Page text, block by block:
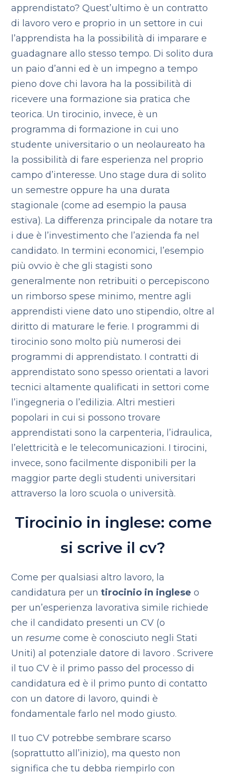
apprendistato? Quest’ultimo è un contratto
di lavoro vero e proprio in un settore in cui
l’apprendista ha la possibilità di imparare e
guadagnare allo stesso tempo. Di solito dura
un paio d’anni ed è un impegno a tempo
pieno dove chi lavora ha la possibilità di
ricevere una formazione sia pratica che
teorica. Un tirocinio, invece, è un
programma di formazione in cui uno
studente universitario o un neolaureato ha
la possibilità di fare esperienza nel proprio
campo d’interesse. Uno stage dura di solito
un semestre oppure ha una durata
stagionale (come ad esempio la pausa
estiva). La differenza principale da notare tra
i due è l’investimento che l’azienda fa nel
candidato. In termini economici, l’esempio
più ovvio è che gli stagisti sono
generalmente non retribuiti o percepiscono
un rimborso spese minimo, mentre agli
apprendisti viene dato uno stipendio, oltre al
diritto di maturare le ferie. I programmi di
tirocinio sono molto più numerosi dei
programmi di apprendistato. I contratti di
apprendistato sono spesso orientati a lavori
tecnici altamente qualificati in settori come
l’ingegneria o l’edilizia. Altri mestieri
popolari in cui si possono trovare
apprendistati sono la carpenteria, l’idraulica,
l’elettricità e le telecomunicazioni. I tirocini,
invece, sono facilmente disponibili per la
maggior parte degli studenti universitari
attraverso la loro scuola o università.
Tirocinio in inglese: come
si scrive il cv?
Come per qualsiasi altro lavoro, la
candidatura per untirocinio in inglese o
per un’esperienza lavorativa simile richiede
che il candidato presenti un CV (o
un resume come è conosciuto negli Stati
Uniti) al potenziale datore di lavoro . Scrivere
il tuo CV è il primo passo del processo di
candidatura ed è il primo punto di contatto
con un datore di lavoro, quindi è
fondamentale farlo nel modo giusto.
Il tuo CV potrebbe sembrare scarso
(soprattutto all’inizio), ma questo non
significa che tu debba riempirlo con